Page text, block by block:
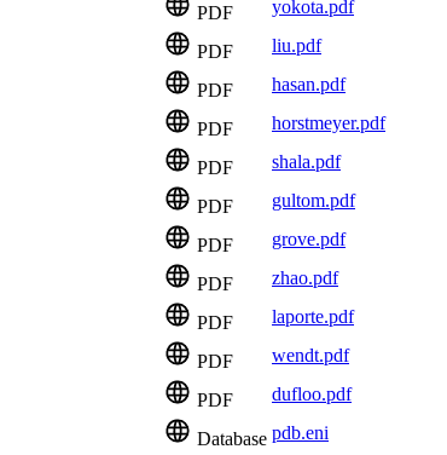
PDF yokota.pdf
PDF liu.pdf
PDF hasan.pdf
PDF horstmeyer.pdf
PDF shala.pdf
PDF gultom.pdf
PDF grove.pdf
PDF zhao.pdf
PDF laporte.pdf
PDF wendt.pdf
PDF dufloo.pdf
Database pdb.eni